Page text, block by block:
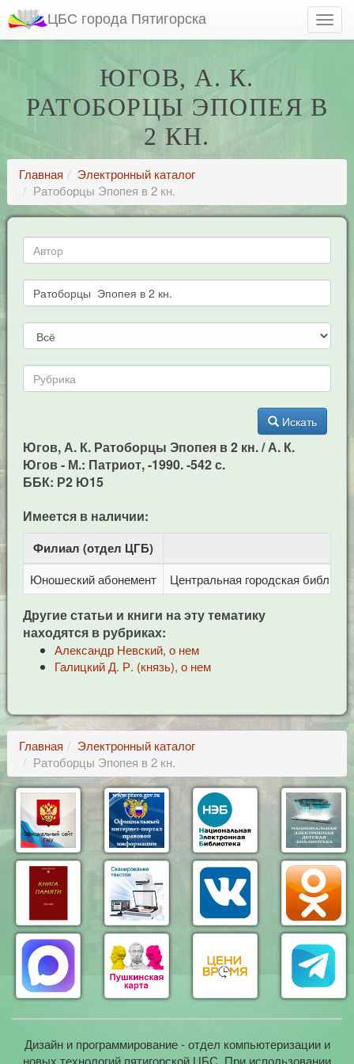
ЦБС города Пятигорска
ЮГОВ, А. К.
РАТОБОРЦЫ ЭПОПЕЯ В
2 КН.
Главная
Электронный каталог
Ратоборцы Эпопея в 2 кн.
Искать
Югов, А. К. Ратоборцы Эпопея в 2 кн. / А. К.
Югов - М.: Патриот, -1990. -542 с.
ББК: Р2 Ю15
Имеется в наличии:
Филиал (отдел ЦГБ)
Юношеский абонемент Центральная городская
Другие статьи и книги на эту тематику
находятся в рубриках:
Александр Невский, о нем
Галицкий Д. Р. (князь), о нем
Главная
Электронный каталог
Ратоборцы Эпопея в 2 кн.
Дизайн и программирование - отдел компьютеризации и